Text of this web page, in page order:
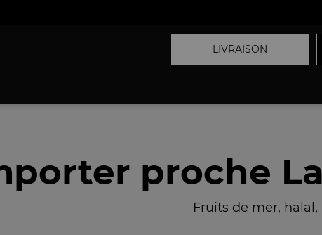
LIVRAISON
proche
Fruits de mer, halal,